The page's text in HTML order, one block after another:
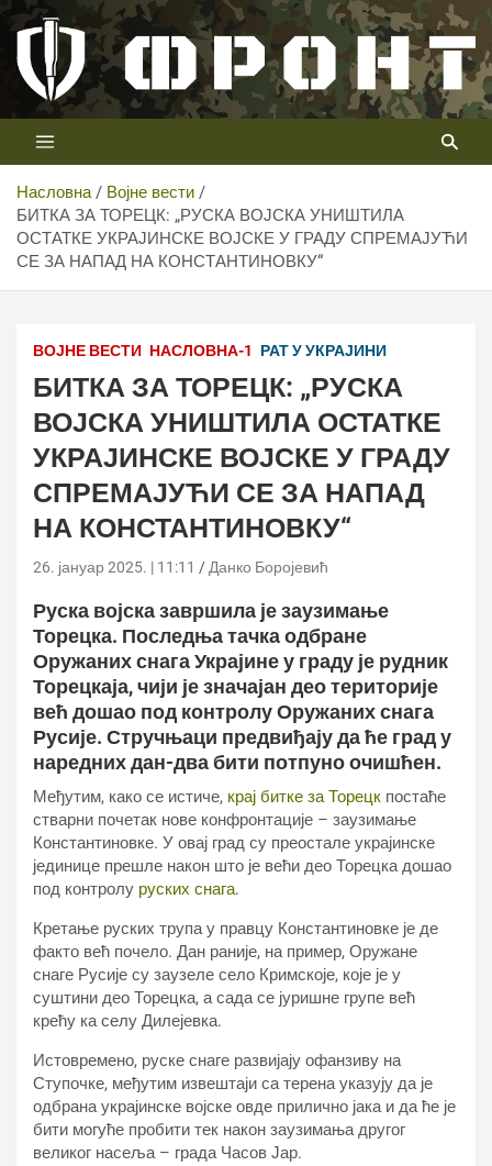
Скип
цонтент
Телевизија ФРОНТ
Први војни канал у Србији
Насловна
Војне вести
БИТКА ЗА ТОРЕЦК: „РУСКА ВОЈСКА УНИШТИЛА
ОСТАТКЕ УКРАЈИНСКЕ ВОЈСКЕ У ГРАДУ СПРЕМАЈУЋИ
СЕ ЗА НАПАД НА КОНСТАНТИНОВКУ“
ВОЈНЕ ВЕСТИ НАСЛОВНА-1 РАТ У УКРАЈИНИ
БИТКА ЗА ТОРЕЦК: „РУСКА
ВОЈСКА УНИШТИЛА ОСТАТКЕ
УКРАЈИНСКЕ ВОЈСКЕ У ГРАДУ
СПРЕМАЈУЋИ СЕ ЗА НАПАД
НА КОНСТАНТИНОВКУ“
26. јануар 2025. | 11:11 Данко Боројевић
Руска војска завршила је заузимање
Торецка. Последња тачка одбране
Оружаних снага Украјине у граду је рудник
Торецкаја, чији је значајан део територије
већ дошао под контролу Оружаних снага
Русије. Стручњаци предвиђају да ће град у
наредних дан-два бити потпуно очишћен.
Међутим, како се истиче, крај битке за Торецк постаће
стварни почетак нове конфронтације – заузимање
Константиновке. У овај град су преостале украјинске
јединице прешле након што је већи део Торецка дошао
под контролу руских снага.
Кретање руских трупа у правцу Константиновке је де
факто већ почело. Дан раније, на пример, Оружане
снаге Русије су заузеле село Кримскоје, које је у
суштини део Торецка, а сада се јуришне групе већ
крећу ка селу Дилејевка.
Истовремено, руске снаге развијају офанзиву на
Ступочке, међутим извештаји са терена указују да је
одбрана украјинске војске овде прилично јака и да ће је
бити могуће пробити тек након заузимања другог
великог насеља – града Часов Јар.